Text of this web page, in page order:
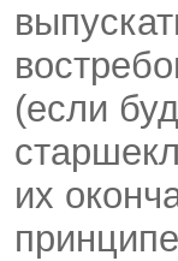
(если
их